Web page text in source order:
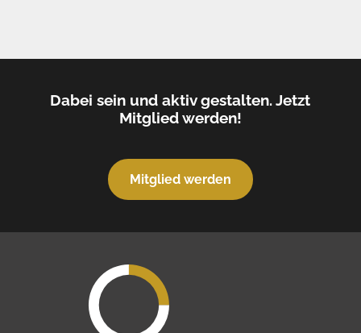
Dabei sein und aktiv gestalten. Jetzt
Mitglied werden!
Mitglied werden